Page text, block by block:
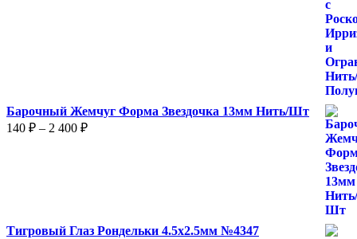
Барочный Жемчуг Форма Звездочка 13мм Нить/Шт
140 ₽ – 2 400 ₽Диапазон
Тигровый Глаз Рондельки 4.5х2.5мм №4347